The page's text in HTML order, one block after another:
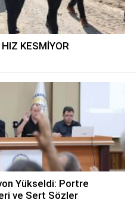
HIZ KESMİYOR
Yükseldi: Portre
ve Sert Sözler